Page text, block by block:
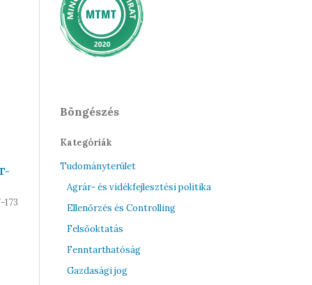
173
Böngészés
Kategóriák
Tudományterület
Agrár- és vidékfejlesztési politika
Ellenőrzés és Controlling
Felsőoktatás
Fenntarthatóság
Gazdasági jog